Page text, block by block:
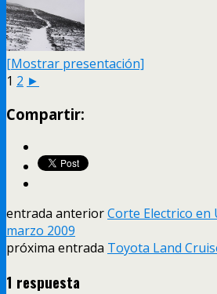
[Mostrar presentación]
1 2 ►
Compartir:
entrada anteriorCorte Electrico en
marzo 2009
próxima entrada Toyota Land
1 respuesta